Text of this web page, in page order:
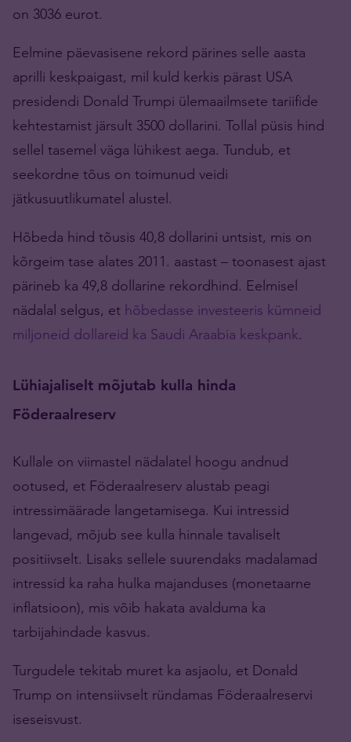
on 3036 eurot.
Eelmine päevasisene rekord pärines selle aasta
aprilli keskpaigast, mil kuld kerkis pärast USA
presidendi Donald Trumpi ülemaailmsete tariifide
kehtestamist järsult 3500 dollarini. Tollal püsis hind
sellel tasemel väga lühikest aega. Tundub, et
seekordne tõus on toimunud veidi
jätkusuutlikumatel alustel.
Hõbeda hind tõusis 40,8 dollarini untsist, mis on
kõrgeim tase alates 2011. aastast – toonasest ajast
pärineb ka 49,8 dollarine rekordhind. Eelmisel
nädalal selgus, et hõbedasse investeeris kümneid
miljoneid dollareid ka Saudi Araabia keskpank.
Lühiajaliselt mõjutab kulla hinda
Föderaalreserv
Kullale on viimastel nädalatel hoogu andnud
ootused, et Föderaalreserv alustab peagi
intressimäärade langetamisega. Kui intressid
langevad, mõjub see kulla hinnale tavaliselt
positiivselt. Lisaks sellele suurendaks madalamad
intressid ka raha hulka majanduses (monetaarne
inflatsioon), mis võib hakata avalduma ka
tarbijahindade kasvus.
Turgudele tekitab muret ka asjaolu, et Donald
Trump on intensiivselt ründamas Föderaalreservi
iseseisvust.